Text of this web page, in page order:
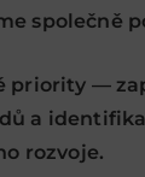
společně
priority —
a
rozvoje.